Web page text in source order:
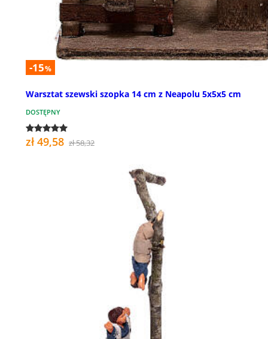
-15%
Warsztat szewski szopka 14 cm z Neapolu 5x5x5 cm
DOSTĘPNY
zł 49,58 zł 58,32